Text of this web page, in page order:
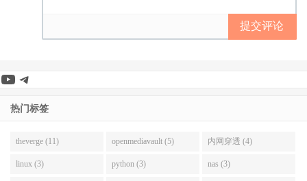
提交评论
YouTube
Telegram
热门标签
theverge (11) openmediavault (5) 内网穿透 (4)
linux (3) python (3) nas (3)